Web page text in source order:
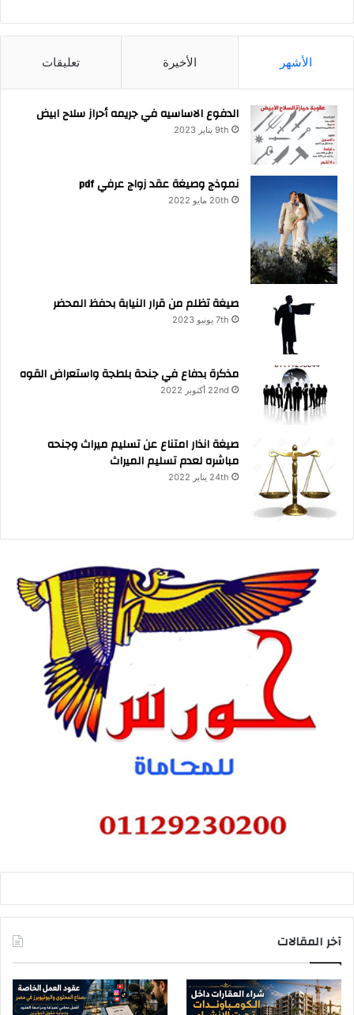
ع
ن
الأشهر الأخيرة تعليقات
الدفوع الاساسيه في جريمه أحراز سلاح ابيض
9th يناير 2023
نموذج وصيغة عقد زواج عرفي pdf
20th مايو 2022
صيغة تظلم من قرار النيابة بحفظ المحضر
7th يونيو 2023
مذكرة بدفاع في جنحة بلطجة واستعراض القوه
22nd أكتوبر 2022
صيغة انذار امتناع عن تسليم ميراث وجنحه
مباشره لعدم تسليم الميراث
24th يناير 2022
آخر المقالات